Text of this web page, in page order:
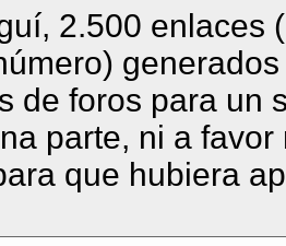
2.500 enlaces
de foros para un
parte, ni a
que hubiera